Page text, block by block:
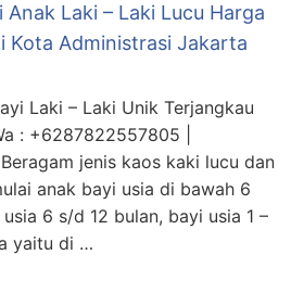
Anak Laki – Laki Lucu Harga
Kota Administrasi Jakarta
Laki – Laki Unik Terjangkau
: +6287822557805 |
jenis kaos kaki lucu dan
anak bayi usia di bawah 6
6 s/d 12 bulan, bayi usia 1 –
yaitu di …